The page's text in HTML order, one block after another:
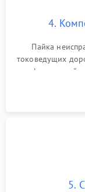
4.
Пайка
токоведущих
инфракрасной
BIOS
5.